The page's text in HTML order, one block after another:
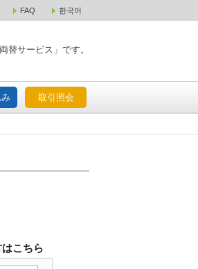
FAQ 한국어
替サービス」です。
取引照会
み 取引照会
こちら